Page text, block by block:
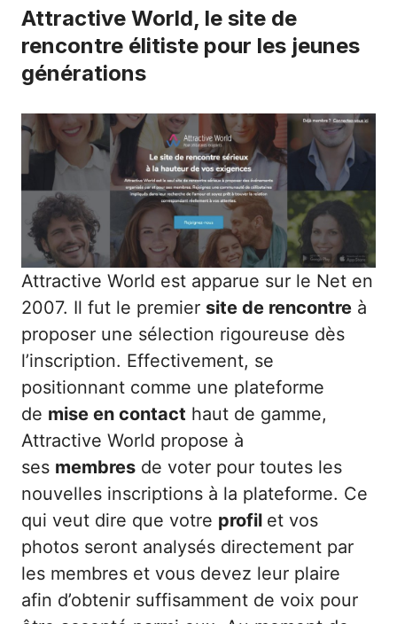
Attractive World, le site de
rencontre élitiste pour les jeunes
générations
Attractive World est apparue sur le Net en
2007. Il fut le premier site de rencontre à
proposer une sélection rigoureuse dès
l’inscription. Effectivement, se
positionnant comme une plateforme
de mise en contact haut de gamme,
Attractive World propose à
ses membres de voter pour toutes les
nouvelles inscriptions à la plateforme. Ce
qui veut dire que votre profil et vos
photos seront analysés directement par
les membres et vous devez leur plaire
afin d’obtenir suffisamment de voix pour